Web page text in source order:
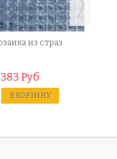
из страз
Руб
В КОРЗИНУ